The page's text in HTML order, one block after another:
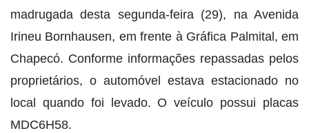
madrugada desta segunda-feira (29), na Avenida
Irineu Bornhausen, em frente à Gráfica Palmital, em
Chapecó. Conforme informações repassadas pelos
proprietários, o automóvel estava estacionado no
local quando foi levado. O veículo possui placas
MDC6H58.